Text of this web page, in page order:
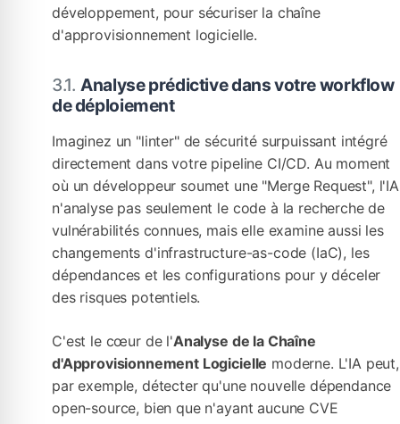
développement, pour sécuriser la chaîne
d'approvisionnement logicielle.
Analyse prédictive dans votre workflow
de déploiement
Imaginez un "linter" de sécurité surpuissant intégré
directement dans votre pipeline CI/CD. Au moment
où un développeur soumet une "Merge Request", l'IA
n'analyse pas seulement le code à la recherche de
vulnérabilités connues, mais elle examine aussi les
changements d'infrastructure-as-code (IaC), les
dépendances et les configurations pour y déceler
des risques potentiels.
C'est le cœur de l'Analyse de la Chaîne
d'Approvisionnement Logicielle moderne. L'IA peut,
par exemple, détecter qu'une nouvelle dépendance
open-source, bien que n'ayant aucune CVE